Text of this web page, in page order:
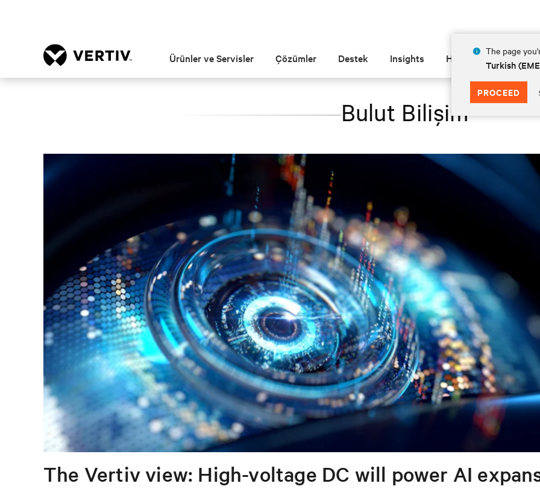
The page
Turkish
PROCEED
Ürünler ve Servisler Çözümler Destek Insights Hakkında
Bulut Bilişim
The Vertiv view: High-voltage DC will power AI